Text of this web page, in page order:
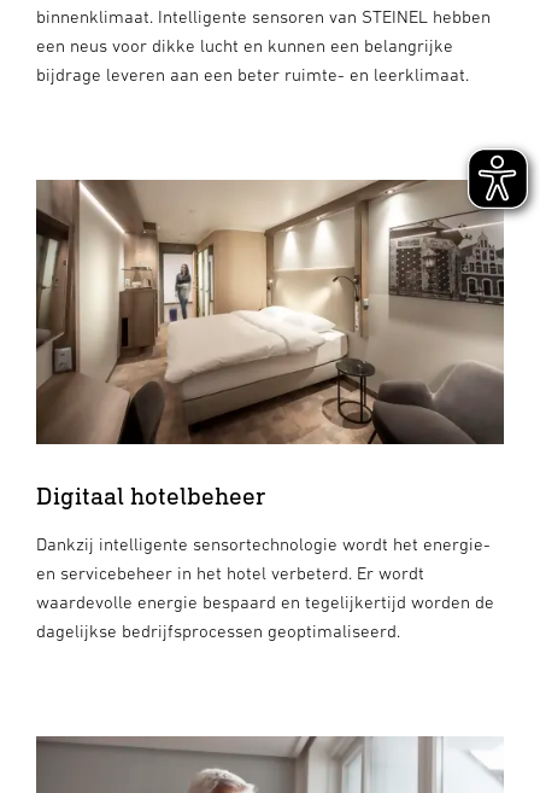
binnenklimaat. Intelligente sensoren van STEINEL hebben
een neus voor dikke lucht en kunnen een belangrijke
bijdrage leveren aan een beter ruimte- en leerklimaat.
Digitaal hotelbeheer
Dankzij intelligente sensortechnologie wordt het energie-
en servicebeheer in het hotel verbeterd. Er wordt
waardevolle energie bespaard en tegelijkertijd worden de
dagelijkse bedrijfsprocessen geoptimaliseerd.